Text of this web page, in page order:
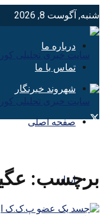
شنبه, آگوست 8, 2026
درباره ما
تماس با ما
شهروند خبرنگار
صفحه اصلی
ایران
برچسب: